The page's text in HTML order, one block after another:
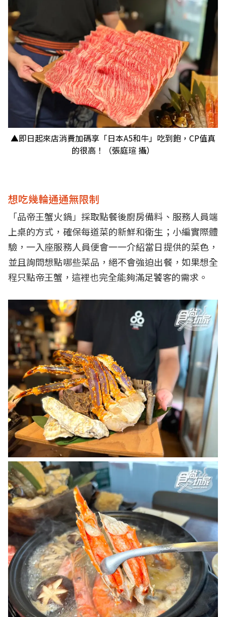
▲即日起來店消費加碼享「日本A5和牛」吃到飽，CP值真
的很高！（張庭瑄 攝）
想吃幾輪通通無限制
「品帝王蟹火鍋」採取點餐後廚房備料、服務人員端
上桌的方式，確保每道菜的新鮮和衛生；小編實際體
驗，一入座服務人員便會一一介紹當日提供的菜色，
並且詢問想點哪些菜品，絕不會強迫出餐，如果想全
程只點帝王蟹，這裡也完全能夠滿足饕客的需求。